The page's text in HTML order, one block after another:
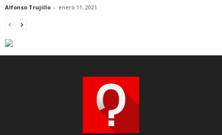
Alfonso Trujillo - enero 11, 2021